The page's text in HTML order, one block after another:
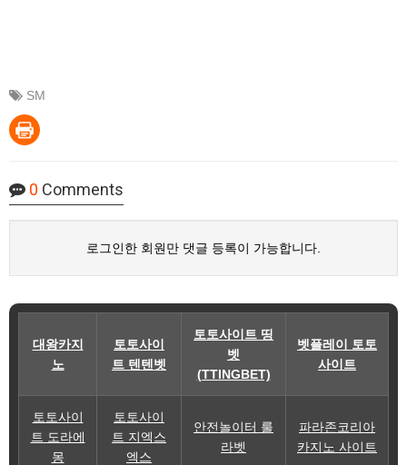
SM
0 Comments
로그인한 회원만 댓글 등록이 가능합니다.
대왕카지
노
토토사이
트 텐텐벳
토토사이트 띵
벳
(TTINGBET)
벳플레이 토토
사이트
토토사이
트 도라에
몽
토토사이
트 지엑스
엑스
안전놀이터 룰
라벳
파라존코리아
카지노 사이트